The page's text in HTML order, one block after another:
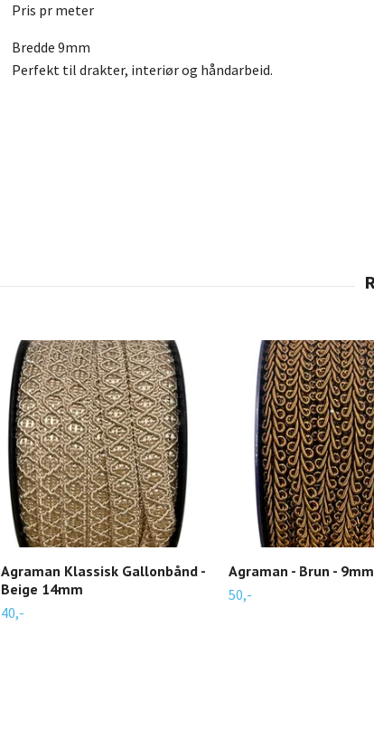
Pris pr meter
Bredde 9mm
Perfekt til drakter, interiør og håndarbeid.
Agraman Klassisk Gallonbånd -
Beige 14mm
40,-
Agraman - Brun - 9mm
50,-